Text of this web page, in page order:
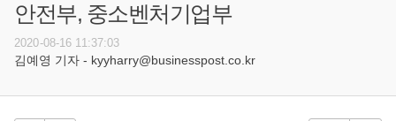
안전부, 중소벤처기업부
2020-08-16 11:37:03
김예영 기자 - kyyharry@businesspost.co.kr